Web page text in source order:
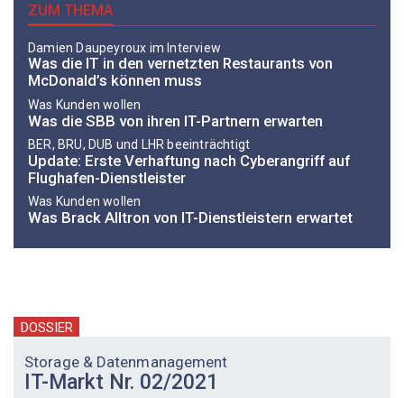
ZUM THEMA
Damien Daupeyroux im Interview
Was die IT in den vernetzten Restaurants von
McDonald’s können muss
Was Kunden wollen
Was die SBB von ihren IT-Partnern erwarten
BER, BRU, DUB und LHR beeinträchtigt
Update: Erste Verhaftung nach Cyberangriff auf
Flughafen-Dienstleister
Was Kunden wollen
Was Brack Alltron von IT-Dienstleistern erwartet
DOSSIER
Storage & Datenmanagement
IT-Markt Nr. 02/2021